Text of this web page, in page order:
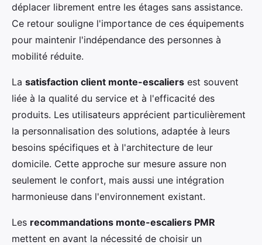
déplacer librement entre les étages sans assistance.
Ce retour souligne l'importance de ces équipements
pour maintenir l'indépendance des personnes à
mobilité réduite.
La satisfaction client monte-escaliers est souvent
liée à la qualité du service et à l'efficacité des
produits. Les utilisateurs apprécient particulièrement
la personnalisation des solutions, adaptée à leurs
besoins spécifiques et à l'architecture de leur
domicile. Cette approche sur mesure assure non
seulement le confort, mais aussi une intégration
harmonieuse dans l'environnement existant.
Les recommandations monte-escaliers PMR
mettent en avant la nécessité de choisir un